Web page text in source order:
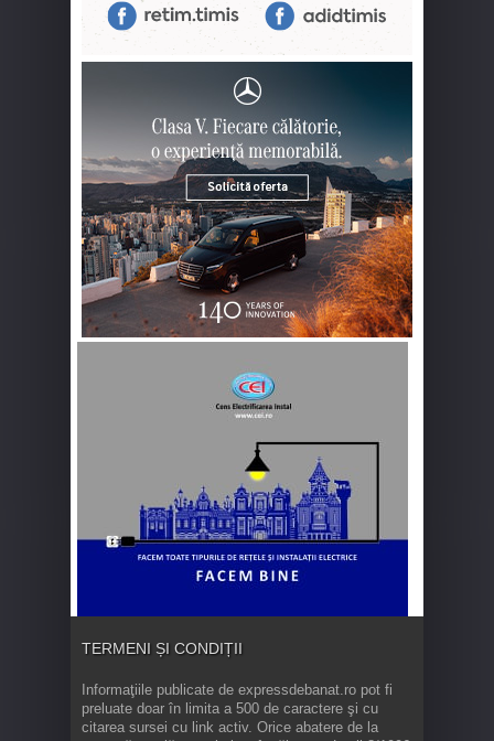
TERMENI ȘI CONDIȚII
Informaţiile publicate de expressdebanat.ro pot fi
preluate doar în limita a 500 de caractere şi cu
citarea sursei cu link activ. Orice abatere de la